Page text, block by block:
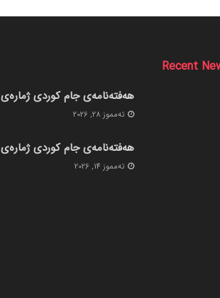
Recent
هەفتەنامەی جام کوردی ژمارەی 432
ته‌مموز 28, 2026
هەفتەنامەی جام کوردی ژمارەی 431
ته‌مموز 14, 2026